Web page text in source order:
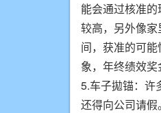
能会通过核准
较高，另外像
间，获准的可
象，年终绩效奖
5.车子拋锚：许
还得向公司请